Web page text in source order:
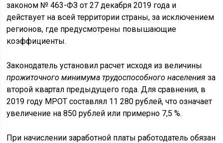
законом № 463-ФЗ от 27 декабря 2019 года и
действует на всей территории страны, за исключением
регионов, где предусмотрены повышающие
коэффициенты.
Законодатель установил расчет исходя из величины
прожиточного минимума трудоспособного населения за
второй квартал предыдущего года. Для сравнения, в
2019 году МРОТ составлял 11 280 рублей, что означает
увеличение на 850 рублей или примерно 7,5 %.
При начислении заработной платы работодатель обязан